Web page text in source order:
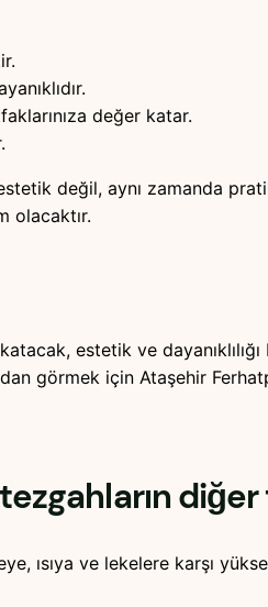
değer katar.
değil, aynı zamanda
olacaktır.
estetik ve
görmek için Ataşehir
ısıya ve lekelere karşı